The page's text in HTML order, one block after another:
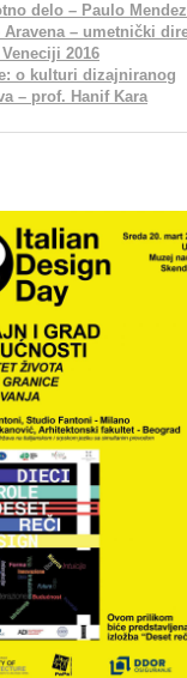
delo – Paulo
Aravena – umetnički
2016
o kulturi dizajniranog
– prof. Hanif Kara